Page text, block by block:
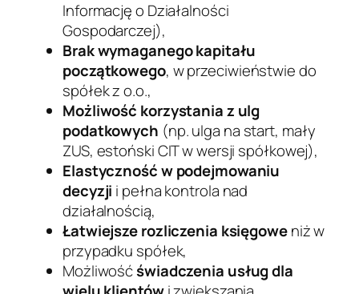
Informację o Działalności
Gospodarczej),
Brak wymaganego kapitału
początkowego, w przeciwieństwie do
spółek z o.o.,
Możliwość korzystania z ulg
podatkowych (np. ulga na start, mały
ZUS, estoński CIT w wersji spółkowej),
Elastyczność w podejmowaniu
decyzji i pełna kontrola nad
działalnością,
Łatwiejsze rozliczenia księgoweniż w
przypadku spółek,
Możliwośćświadczenia usług dla